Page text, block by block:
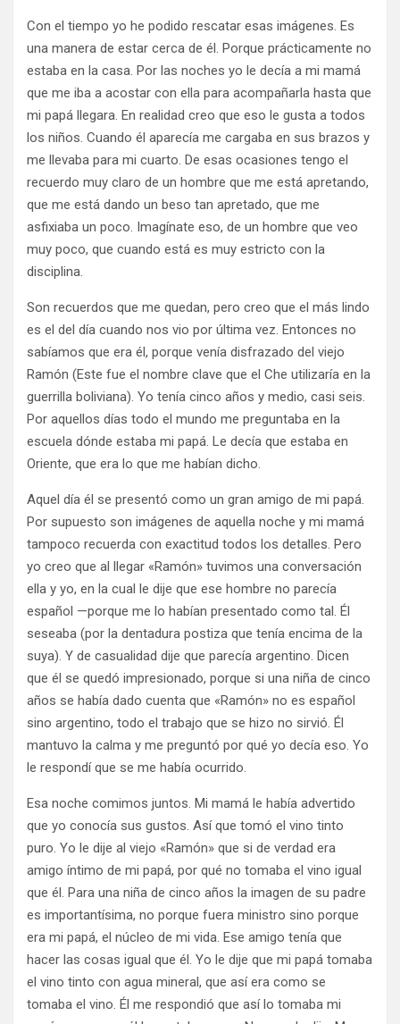
Con el tiempo yo he podido rescatar esas imágenes. Es
una manera de estar cerca de él. Porque prácticamente no
estaba en la casa. Por las noches yo le decía a mi mamá
que me iba a acostar con ella para acompañarla hasta que
mi papá llegara. En realidad creo que eso le gusta a todos
los niños. Cuando él aparecía me cargaba en sus brazos y
me llevaba para mi cuarto. De esas ocasiones tengo el
recuerdo muy claro de un hombre que me está apretando,
que me está dando un beso tan apretado, que me
asfixiaba un poco. Imagínate eso, de un hombre que veo
muy poco, que cuando está es muy estricto con la
disciplina.
Son recuerdos que me quedan, pero creo que el más lindo
es el del día cuando nos vio por última vez. Entonces no
sabíamos que era él, porque venía disfrazado del viejo
Ramón (Este fue el nombre clave que el Che utilizaría en la
guerrilla boliviana). Yo tenía cinco años y medio, casi seis.
Por aquellos días todo el mundo me preguntaba en la
escuela dónde estaba mi papá. Le decía que estaba en
Oriente, que era lo que me habían dicho.
Aquel día él se presentó como un gran amigo de mi papá.
Por supuesto son imágenes de aquella noche y mi mamá
tampoco recuerda con exactitud todos los detalles. Pero
yo creo que al llegar «Ramón» tuvimos una conversación
ella y yo, en la cual le dije que ese hombre no parecía
español —porque me lo habían presentado como tal. Él
seseaba (por la dentadura postiza que tenía encima de la
suya). Y de casualidad dije que parecía argentino. Dicen
que él se quedó impresionado, porque si una niña de cinco
años se había dado cuenta que «Ramón» no es español
sino argentino, todo el trabajo que se hizo no sirvió. Él
mantuvo la calma y me preguntó por qué yo decía eso. Yo
le respondí que se me había ocurrido.
Esa noche comimos juntos. Mi mamá le había advertido
que yo conocía sus gustos. Así que tomó el vino tinto
puro. Yo le dije al viejo «Ramón» que si de verdad era
amigo íntimo de mi papá, por qué no tomaba el vino igual
que él. Para una niña de cinco años la imagen de su padre
es importantísima, no porque fuera ministro sino porque
era mi papá, el núcleo de mi vida. Ese amigo tenía que
hacer las cosas igual que él. Yo le dije que mi papá tomaba
el vino tinto con agua mineral, que así era como se
tomaba el vino. Él me respondió que así lo tomaba mi